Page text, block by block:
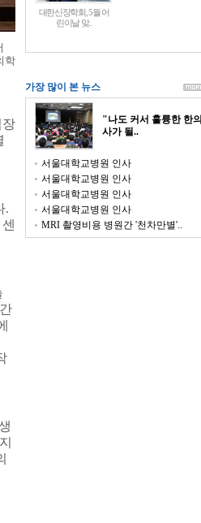
학
.
대한신장학회, 5월 어
린이날 맞..
가장 많이 본 뉴스
"나도 커서 훌륭한 한의
사가 될..
서울대학교병원 인사
서울대학교병원 인사
서울대학교병원 인사
서울대학교병원 인사
MRI 촬영비용 병원간 '천차만별'..